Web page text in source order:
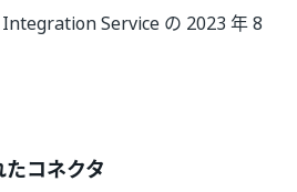
Service の 2023 年 8
コネクタ